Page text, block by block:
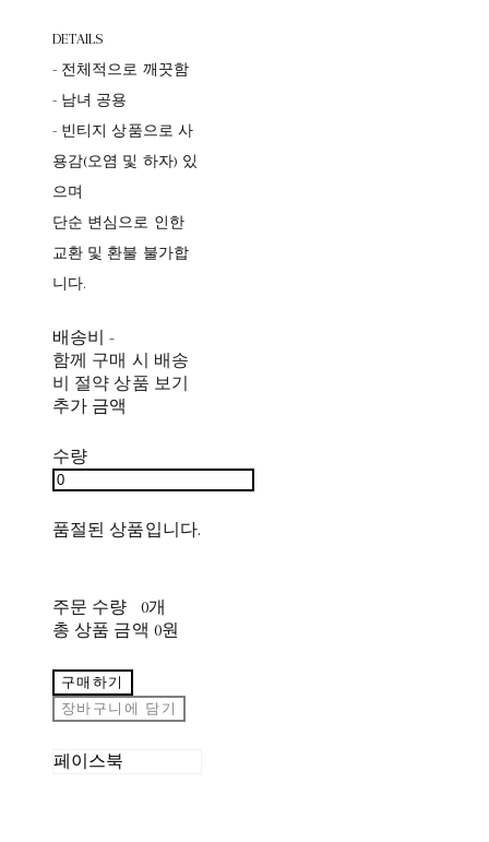
DETAILS
- 전체적으로 깨끗함
- 남녀 공용
- 빈티지 상품으로 사
용감(오염 및 하자) 있
으며
단순 변심으로 인한
교환 및 환불 불가합
니다.
배송비-
함께 구매 시 배송
비 절약 상품 보기
추가 금액
수량
품절된 상품입니다.
주문 수량
0개
총 상품 금액 0원
구매하기
장바구니에 담기
페이스북